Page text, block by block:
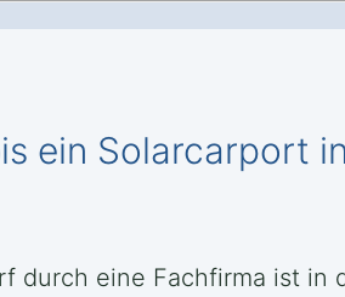
ein Solarcarport
durch eine Fachfirma ist in